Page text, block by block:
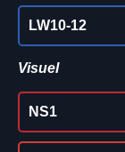
LW10-12
Visuel
NS1